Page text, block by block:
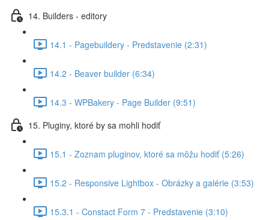
14. Builders - editory
14.1 - Pagebuildery - Predstavenie (2:31)
14.2 - Beaver builder (6:34)
14.3 - WPBakery - Page Builder (9:51)
15. Pluginy, ktoré by sa mohli hodiť
15.1 - Zoznam pluginov, ktoré sa môžu hodiť (5:26)
15.2 - Responsive Lightbox - Obrázky a galérie (3:53)
15.3.1 - Constact Form 7 - Predstavenie (3:10)